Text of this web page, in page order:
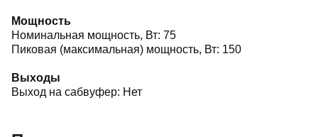
Мощность
Номинальная мощность, Вт: 75
Пиковая (максимальная) мощность, Вт: 150
Выходы
Выход на сабвуфер: Нет